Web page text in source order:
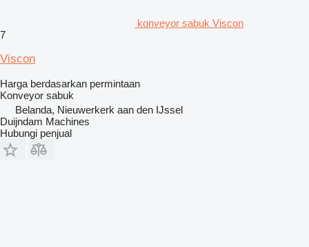
konveyor sabuk Viscon
7
Viscon
Harga berdasarkan permintaan
Konveyor sabuk
Belanda, Nieuwerkerk aan den IJssel
Duijndam Machines
Hubungi penjual